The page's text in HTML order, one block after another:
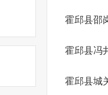
霍邱县邵
霍邱县冯
霍邱县城